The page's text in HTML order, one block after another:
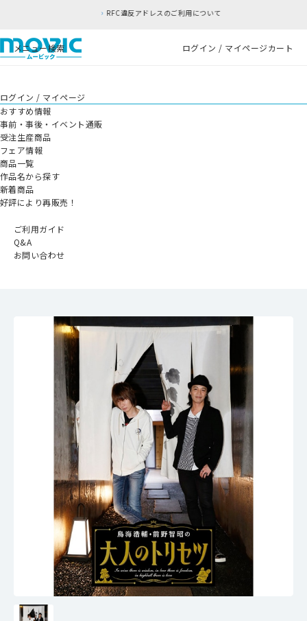
RFC違反アドレスのご利用について
メニュー検索 ログイン / マイページカート
ログイン / マイページ
おすすめ情報
事前・事後・イベント通販
受注生産商品
フェア情報
商品一覧
作品名から探す
新着商品
好評により再販売！
ご利用ガイド
Q&A
お問い合わせ